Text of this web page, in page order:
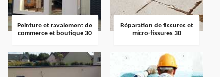
Peinture et ravalement de
commerce et boutique 30
Réparation de fissures et
micro-fissures 30